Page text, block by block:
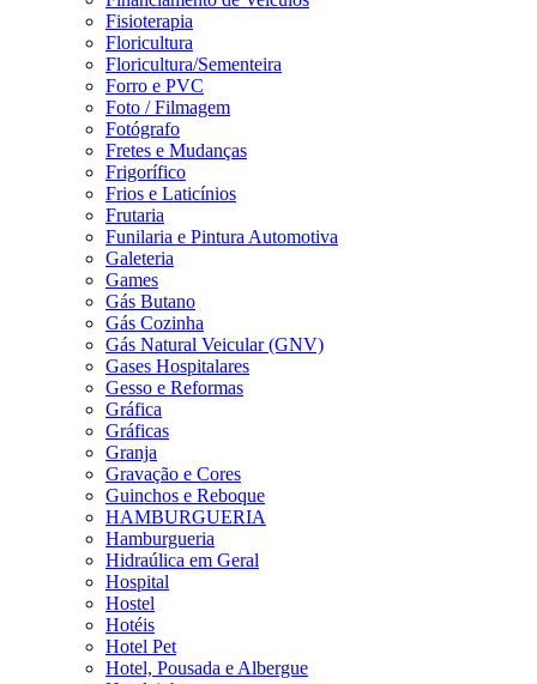
Fisioterapia
Floricultura
Floricultura/Sementeira
Forro e PVC
Foto / Filmagem
Fotógrafo
Fretes e Mudanças
Frigorífico
Frios e Laticínios
Frutaria
Funilaria e Pintura Automotiva
Galeteria
Games
Gás Butano
Gás Cozinha
Gás Natural Veicular (GNV)
Gases Hospitalares
Gesso e Reformas
Gráfica
Gráficas
Granja
Gravação e Cores
Guinchos e Reboque
HAMBURGUERIA
Hamburgueria
Hidraúlica em Geral
Hospital
Hostel
Hotéis
Hotel Pet
Hotel, Pousada e Albergue